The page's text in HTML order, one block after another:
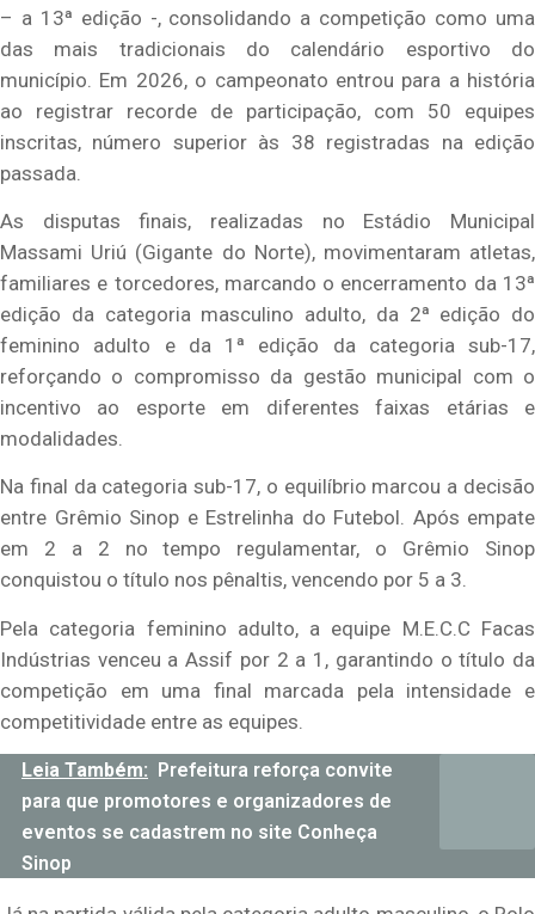
– a 13ª edição -, consolidando a competição como uma
das mais tradicionais do calendário esportivo do
município. Em 2026, o campeonato entrou para a história
ao registrar recorde de participação, com 50 equipes
inscritas, número superior às 38 registradas na edição
passada.
As disputas finais, realizadas no Estádio Municipal
Massami Uriú (Gigante do Norte), movimentaram atletas,
familiares e torcedores, marcando o encerramento da 13ª
edição da categoria masculino adulto, da 2ª edição do
feminino adulto e da 1ª edição da categoria sub-17,
reforçando o compromisso da gestão municipal com o
incentivo ao esporte em diferentes faixas etárias e
modalidades.
Na final da categoria sub-17, o equilíbrio marcou a decisão
entre Grêmio Sinop e Estrelinha do Futebol. Após empate
em 2 a 2 no tempo regulamentar, o Grêmio Sinop
conquistou o título nos pênaltis, vencendo por 5 a 3.
Pela categoria feminino adulto, a equipe M.E.C.C Facas
Indústrias venceu a Assif por 2 a 1, garantindo o título da
competição em uma final marcada pela intensidade e
competitividade entre as equipes.
Leia Também:
Prefeitura reforça convite
para que promotores e organizadores de
eventos se cadastrem no site Conheça
Sinop